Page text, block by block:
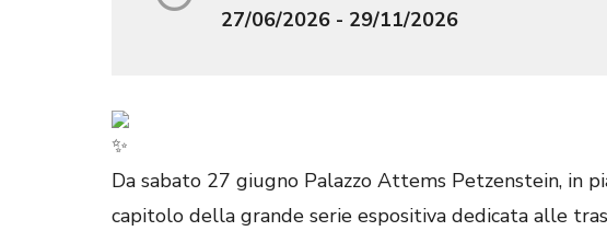
27/06/2026 - 29/11/2026
Da sabato 27 giugno Palazzo Attems Petzenstein, in
capitolo della grande serie espositiva dedicata alle